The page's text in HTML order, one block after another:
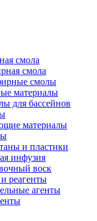
смола
смола
смолы
материалы
для бассейнов
материалы
и пластики
инфузия
воск
реагенты
агенты